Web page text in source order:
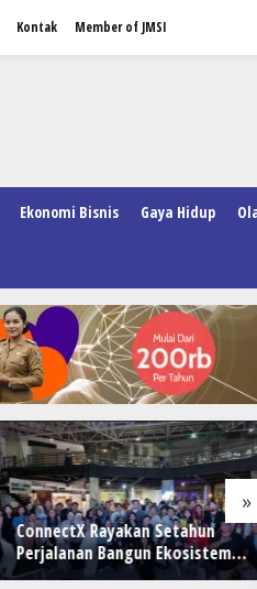
Kontak Member of JMSI
Ekonomi Bisnis Gaya Hidup
»
ConnectX Rayakan Setahun
Perjalanan Bangun Ekosistem
Lewat Founder dan Builder